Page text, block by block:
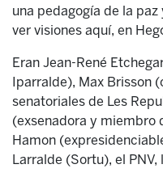
una pedagogía de la
ver visiones aquí, en
Eran Jean-René
Iparralde), Max Brisson
senatoriales de Les
(exsenadora y miembro
Hamon
Larralde (Sortu), el PNV,